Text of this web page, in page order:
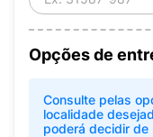
Opções de
Consulte pelas
localidade
poderá decidir de